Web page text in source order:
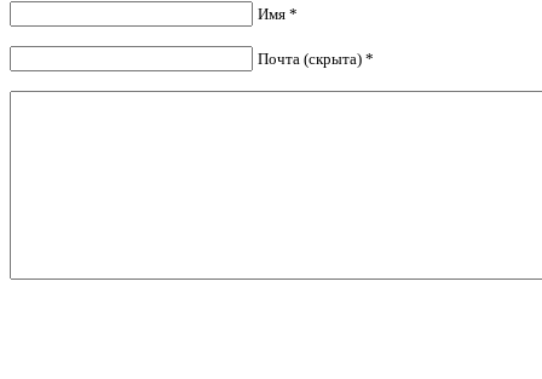
Имя *
Почта (скрыта) *